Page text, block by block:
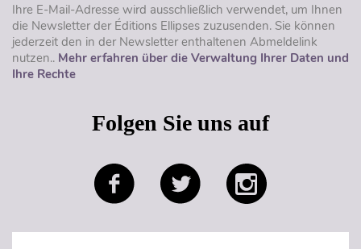
Ihre E-Mail-Adresse wird ausschließlich verwendet, um Ihnen
die Newsletter der Éditions Ellipses zuzusenden. Sie können
jederzeit den in der Newsletter enthaltenen Abmeldelink
nutzen.. Mehr erfahren über die Verwaltung Ihrer Daten und
Ihre Rechte
Folgen Sie uns auf